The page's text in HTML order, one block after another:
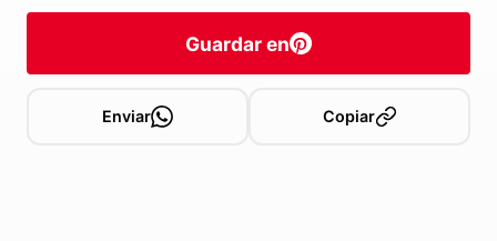
Guardar en
Enviar Copiar